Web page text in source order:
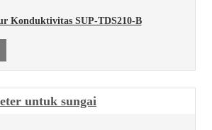
Konduktivitas SUP-TDS210-B